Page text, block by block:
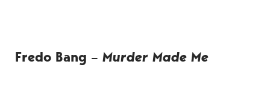
Fredo Bang – Murder Made Me